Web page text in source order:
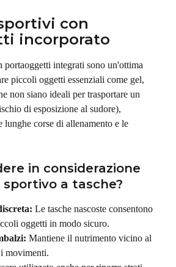
con
incorporato
portaoggetti integrati sono un'ottima
piccoli oggetti essenziali come gel,
non siano ideali per trasportare un
di esposizione al sudore),
lunghe corse di allenamento e le
in considerazione
a tasche?
Le tasche nascoste consentono
oggetti in modo sicuro.
Mantiene il nutrimento vicino al
movimenti.